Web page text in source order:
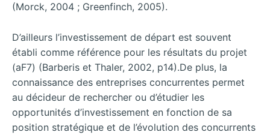
(Morck, 2004 ; Greenfinch, 2005).
D’ailleurs l’investissement de départ est souvent
établi comme référence pour les résultats du projet
(aF7) (Barberis et Thaler, 2002, p14).De plus, la
connaissance des entreprises concurrentes permet
au décideur de rechercher ou d’étudier les
opportunités d’investissement en fonction de sa
position stratégique et de l’évolution des concurrents